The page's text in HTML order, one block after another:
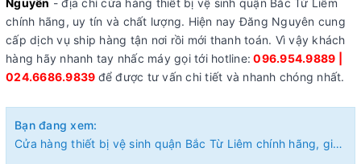
Nguyên - địa chỉ cửa hàng thiết bị vệ sinh quận Bắc Từ Liêm
chính hãng, uy tín và chất lượng. Hiện nay Đăng Nguyên cung
cấp dịch vụ ship hàng tận nơi rồi mới thanh toán. Vì vậy khách
hàng hãy nhanh tay nhấc máy gọi tới hotline: 096.954.9889 |
024.6686.9839 để được tư vấn chi tiết và nhanh chóng nhất.
Bạn đang xem:
Cửa hàng thiết bị vệ sinh quận Bắc Từ Liêm chính hãng, giá rẻ